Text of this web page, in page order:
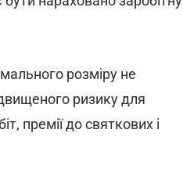
розміру не
ризику для
премії до святкових і